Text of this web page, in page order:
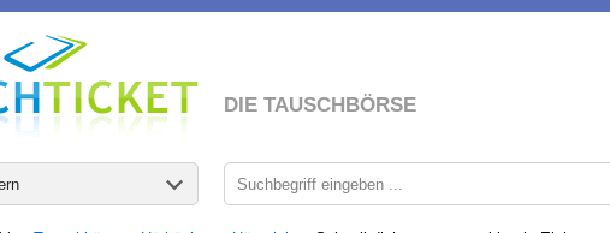
DIE TAUSCHBÖRSE